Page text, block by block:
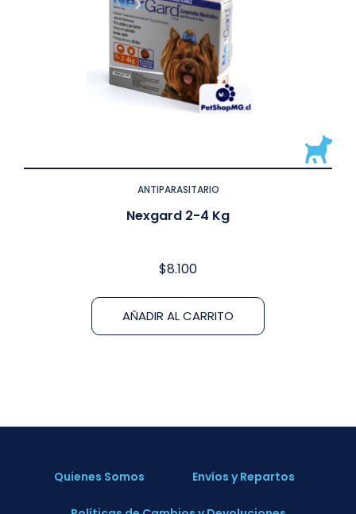
ANTIPARASITARIO
Nexgard 2-4 Kg
$8.100
AÑADIR AL CARRITO
Quienes Somos Envíos y Repartos